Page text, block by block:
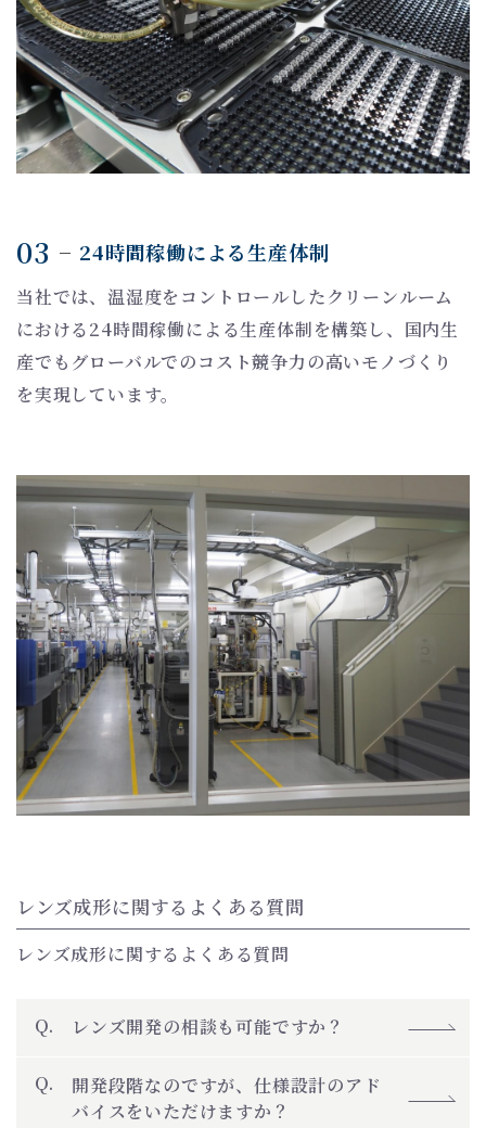
03 24時間稼働による生産体制
当社では、温湿度をコントロールしたクリーンルーム
における24時間稼働による生産体制を構築し、国内生
産でもグローバルでのコスト競争力の高いモノづくり
を実現しています。
レンズ成形に関するよくある質問
レンズ成形に関するよくある質問
レンズ開発の相談も可能ですか？
開発段階なのですが、仕様設計のアド
バイスをいただけますか？